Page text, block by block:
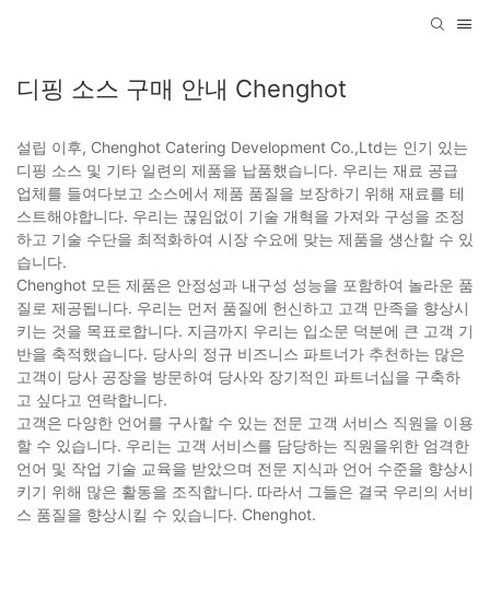
디핑 소스 구매 안내 Chenghot
설립 이후, Chenghot Catering Development Co.,Ltd는 인기 있는
디핑 소스 및 기타 일련의 제품을 납품했습니다. 우리는 재료 공급
업체를 들여다보고 소스에서 제품 품질을 보장하기 위해 재료를 테
스트해야합니다. 우리는 끊임없이 기술 개혁을 가져와 구성을 조정
하고 기술 수단을 최적화하여 시장 수요에 맞는 제품을 생산할 수 있
습니다.
Chenghot 모든 제품은 안정성과 내구성 성능을 포함하여 놀라운 품
질로 제공됩니다. 우리는 먼저 품질에 헌신하고 고객 만족을 향상시
키는 것을 목표로합니다. 지금까지 우리는 입소문 덕분에 큰 고객 기
반을 축적했습니다. 당사의 정규 비즈니스 파트너가 추천하는 많은
고객이 당사 공장을 방문하여 당사와 장기적인 파트너십을 구축하
고 싶다고 연락합니다.
고객은 다양한 언어를 구사할 수 있는 전문 고객 서비스 직원을 이용
할 수 있습니다. 우리는 고객 서비스를 담당하는 직원을위한 엄격한
언어 및 작업 기술 교육을 받았으며 전문 지식과 언어 수준을 향상시
키기 위해 많은 활동을 조직합니다. 따라서 그들은 결국 우리의 서비
스 품질을 향상시킬 수 있습니다. Chenghot.